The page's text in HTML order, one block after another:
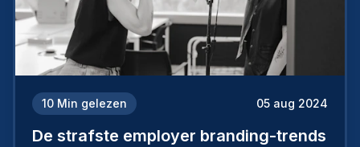
10 Min gelezen 05 aug 2024
De strafste employer branding-trends